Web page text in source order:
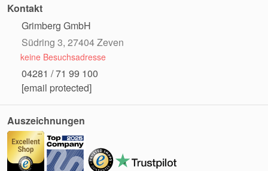
Kontakt
Grimberg GmbH
Südring 3, 27404 Zeven
keine Besuchsadresse
04281 / 71 99 100
[email protected]
Auszeichnungen